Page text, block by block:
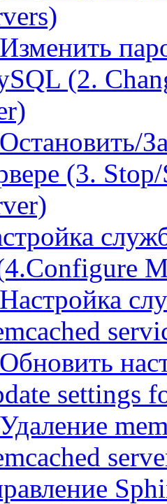
(2.
(3.
settings